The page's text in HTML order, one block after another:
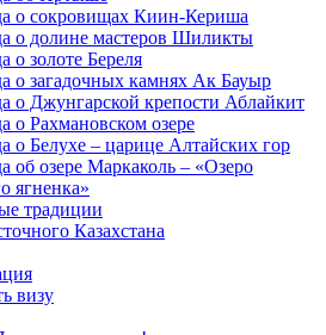
о сокровищах Киин-Кериша
о долине мастеров Шиликты
о золоте Береля
о загадочных камнях Ак Бауыр
о Джунгарской крепости Аблайкит
о Рахмановском озере
о Белухе – царице Алтайских гор
об озере Маркаколь – «Озеро
ягненка»
традиции
Казахстана
визу